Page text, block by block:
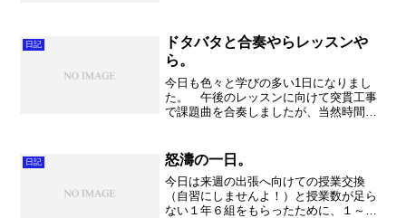
さまが長期離脱。（とうと...
日記
ドタバタと合奏やらレッスンや
ら。
今日も色々と学びの多い1日になりまし
た。 午後のレッスンに向けて突貫工事
で課題曲を合奏しましたが、当然時間が
はとても新鮮で、緊張感がありました。
私も一緒に勉強を進めて、...
日記 怒濤の一日。
今日は来週の出張へ向けての授業交換
（自習にしませんよ！）と授業数が足ら
ない１年６組をもらったために、１～４